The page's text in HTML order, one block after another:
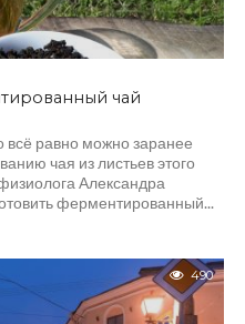
чай
равно можно заранее
чая из листьев этого
Александра
ферментированный...
490